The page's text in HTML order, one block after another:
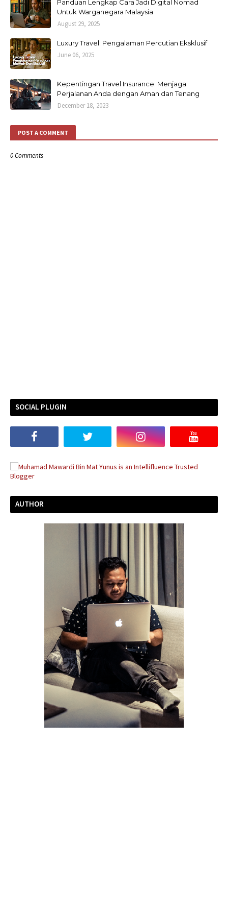
Panduan Lengkap Cara Jadi Digital Nomad
Untuk Warganegara Malaysia
August 29, 2025
Luxury Travel: Pengalaman Percutian Eksklusif
June 06, 2025
Kepentingan Travel Insurance: Menjaga
Perjalanan Anda dengan Aman dan Tenang
December 18, 2023
POST A COMMENT
0 Comments
SOCIAL PLUGIN
AUTHOR